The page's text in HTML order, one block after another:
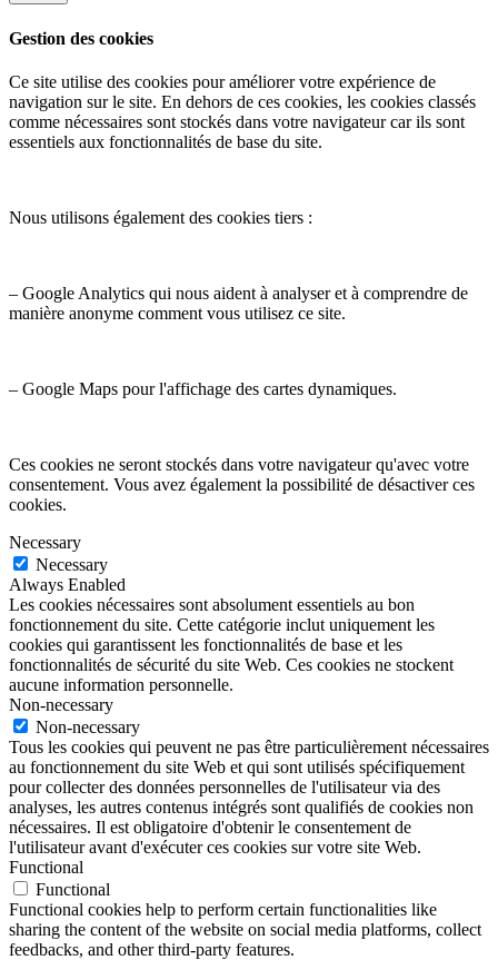
Gestion des cookies
Ce site utilise des cookies pour améliorer votre expérience de
navigation sur le site. En dehors de ces cookies, les cookies classés
comme nécessaires sont stockés dans votre navigateur car ils sont
essentiels aux fonctionnalités de base du site.
Nous utilisons également des cookies tiers :
– Google Analytics qui nous aident à analyser et à comprendre de
manière anonyme comment vous utilisez ce site.
– Google Maps pour l'affichage des cartes dynamiques.
Ces cookies ne seront stockés dans votre navigateur qu'avec votre
consentement. Vous avez également la possibilité de désactiver ces
cookies.
Necessary
Necessary
Always Enabled
Les cookies nécessaires sont absolument essentiels au bon
fonctionnement du site. Cette catégorie inclut uniquement les
cookies qui garantissent les fonctionnalités de base et les
fonctionnalités de sécurité du site Web. Ces cookies ne stockent
aucune information personnelle.
Non-necessary
Non-necessary
Tous les cookies qui peuvent ne pas être particulièrement nécessaires
au fonctionnement du site Web et qui sont utilisés spécifiquement
pour collecter des données personnelles de l'utilisateur via des
analyses, les autres contenus intégrés sont qualifiés de cookies non
nécessaires. Il est obligatoire d'obtenir le consentement de
l'utilisateur avant d'exécuter ces cookies sur votre site Web.
Functional
Functional
Functional cookies help to perform certain functionalities like
sharing the content of the website on social media platforms, collect
feedbacks, and other third-party features.